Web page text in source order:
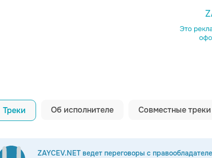
Треки Об исполнителе Совместные треки
ZAYCEV.NET ведет переговоры с